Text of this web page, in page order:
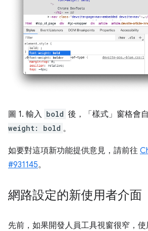
圖 1. 輸入 bold 後，「樣式」窗格會
weight: bold 。
如要對這項新功能提供意見，請前往
#931145。
網路設定的新使用者介面
先前，如果開發人員工具視窗很窄，